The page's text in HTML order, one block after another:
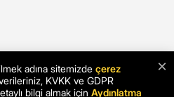
×
adına sitemizde çerez
KVKK ve GDPR
bilgi almak için Aydınlatma